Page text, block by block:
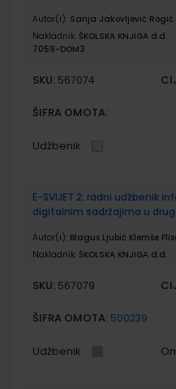
Autor(i): Sanja Jakovljević
Nakladnik: ŠKOLSKA KNJIGA d.d.
7059-DOM3
SKU: 567074
ŠIFRA OMOTA:
Udžbenik
E-SVIJET 2; radni udžbenik
digitalnim sadržajima u
Autor(i): Blagus Ljubić Klemše
Nakladnik: ŠKOLSKA KNJIGA d.d.
SKU: 567079
ŠIFRA OMOTA: 500239
Udžbenik